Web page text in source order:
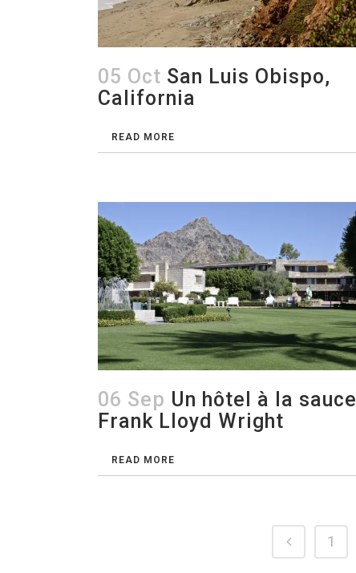
05 Oct San Luis Obispo,
California
READ MORE
06 Sep Un hôtel à la sauce
Frank Lloyd Wright
READ MORE
1